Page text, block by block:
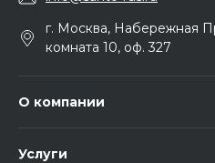
г. Москва, Набережная
комната 10, оф. 327
О компании
Услуги